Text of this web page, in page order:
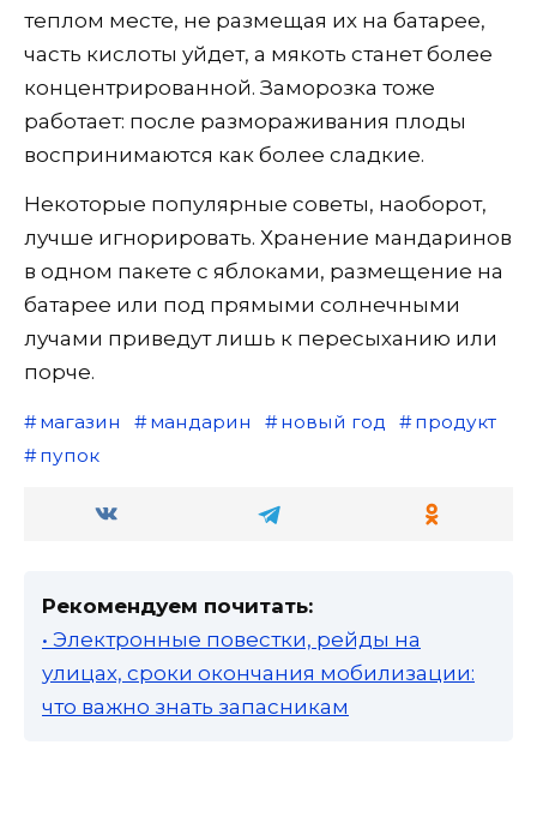
теплом месте, не размещая их на батарее,
часть кислоты уйдет, а мякоть станет более
концентрированной. Заморозка тоже
работает: после размораживания плоды
воспринимаются как более сладкие.
Некоторые популярные советы, наоборот,
лучше игнорировать. Хранение мандаринов
в одном пакете с яблоками, размещение на
батарее или под прямыми солнечными
лучами приведут лишь к пересыханию или
порче.
магазин мандарин новый год
продукт
пупок
Рекомендуем почитать:
• Электронные повестки, рейды на
улицах, сроки окончания мобилизации:
что важно знать запасникам